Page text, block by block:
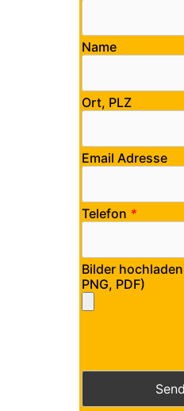
Name
Ort, PLZ
Email Adresse
Telefon *
Bilder
PNG, PDF)
Bitte lasse